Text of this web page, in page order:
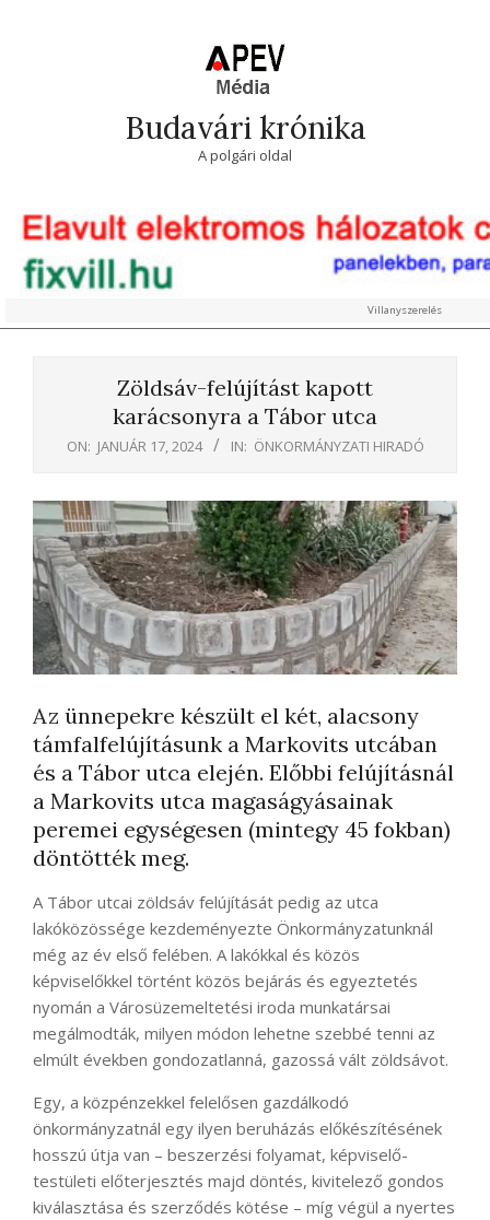
Budavári krónika
A polgári oldal
Villanyszerelés
Zöldsáv-felújítást kapott
karácsonyra a Tábor utca
ON: JANUÁR 17, 2024 IN: ÖNKORMÁNYZATI HIRADÓ
Az ünnepekre készült el két, alacsony
támfalfelújításunk a Markovits utcában
és a Tábor utca elején. Előbbi felújításnál
a Markovits utca magaságyásainak
peremei egységesen (mintegy 45 fokban)
döntötték meg.
A Tábor utcai zöldsáv felújítását pedig az utca
lakóközössége kezdeményezte Önkormányzatunknál
még az év első felében. A lakókkal és közös
képviselőkkel történt közös bejárás és egyeztetés
nyomán a Városüzemeltetési iroda munkatársai
megálmodták, milyen módon lehetne szebbé tenni az
elmúlt években gondozatlanná, gazossá vált zöldsávot.
Egy, a közpénzekkel felelősen gazdálkodó
önkormányzatnál egy ilyen beruházás előkészítésének
hosszú útja van – beszerzési folyamat, képviselő-
testületi előterjesztés majd döntés, kivitelező gondos
kiválasztása és szerződés kötése – míg végül a nyertes